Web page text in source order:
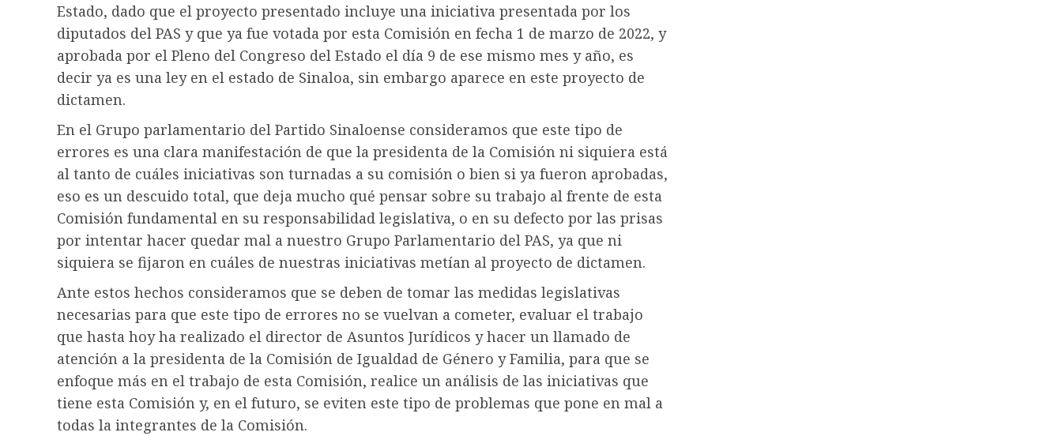
Estado, dado que el proyecto presentado incluye una iniciativa presentada por los
diputados del PAS y que ya fue votada por esta Comisión en fecha 1 de marzo de 2022, y
aprobada por el Pleno del Congreso del Estado el día 9 de ese mismo mes y año, es
decir ya es una ley en el estado de Sinaloa, sin embargo aparece en este proyecto de
dictamen.
En el Grupo parlamentario del Partido Sinaloense consideramos que este tipo de
errores es una clara manifestación de que la presidenta de la Comisión ni siquiera está
al tanto de cuáles iniciativas son turnadas a su comisión o bien si ya fueron aprobadas,
eso es un descuido total, que deja mucho qué pensar sobre su trabajo al frente de esta
Comisión fundamental en su responsabilidad legislativa, o en su defecto por las prisas
por intentar hacer quedar mal a nuestro Grupo Parlamentario del PAS, ya que ni
siquiera se fijaron en cuáles de nuestras iniciativas metían al proyecto de dictamen.
Ante estos hechos consideramos que se deben de tomar las medidas legislativas
necesarias para que este tipo de errores no se vuelvan a cometer, evaluar el trabajo
que hasta hoy ha realizado el director de Asuntos Jurídicos y hacer un llamado de
atención a la presidenta de la Comisión de Igualdad de Género y Familia, para que se
enfoque más en el trabajo de esta Comisión, realice un análisis de las iniciativas que
tiene esta Comisión y, en el futuro, se eviten este tipo de problemas que pone en mal a
todas la integrantes de la Comisión.